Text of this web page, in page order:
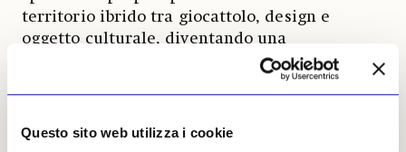
Questo sito web utilizza i cookie
territorio ibrido tra giocattolo, design e
oggetto culturale, diventando una
piattaforma che lavora sulla domesticazione
dell’immagine artistica: opere nate per il
abitabili, installazioni domestiche che